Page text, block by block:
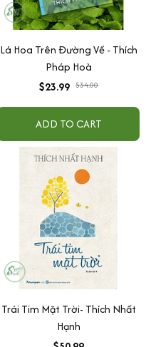
Lá Hoa Trên Đường Về - Thích
Pháp Hoà
$23.99 $34.00
ADD TO CART
Trái Tim Mặt Trời- Thích Nhất
Hạnh